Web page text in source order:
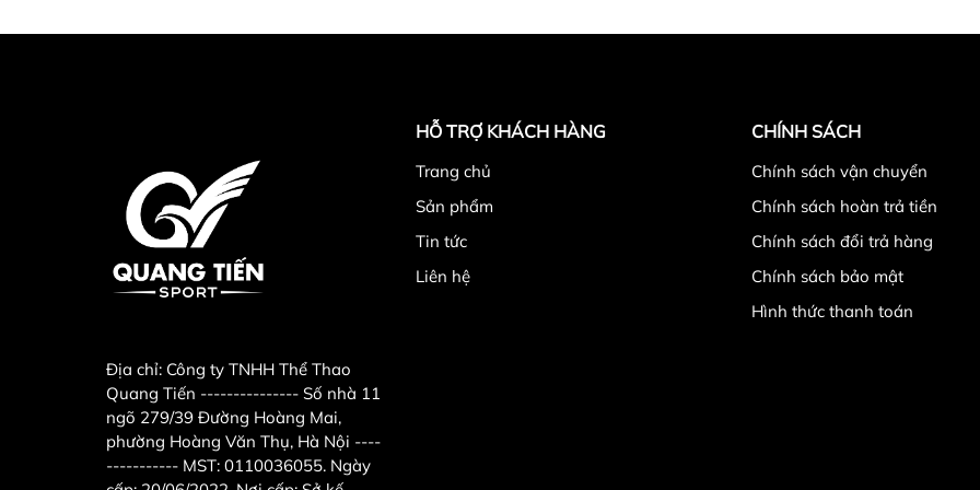
Địa chỉ: Công ty TNHH Thể Thao
Quang Tiến --------------- Số nhà 11
ngõ 279/39 Đường Hoàng Mai,
phường Hoàng Văn Thụ, Hà Nội ----
----------- MST: 0110036055. Ngày
HỖ TRỢ KHÁCH HÀNG
Trang chủ
Sản phẩm
Tin tức
Liên hệ
CHÍNH SÁCH
Chính sách vận chuyển
Chính sách hoàn trả tiền
Chính sách đổi trả hàng
Chính sách bảo mật
Hình thức thanh toán